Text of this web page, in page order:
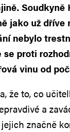
Soudkyně
jako už dříve
nebylo
se proti
vinu od
že to, co
a
značně